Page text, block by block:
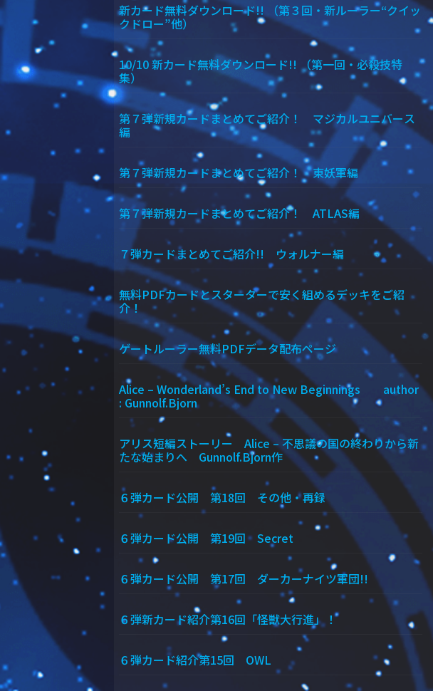
新カード無料ダウンロード!! （第３回・新ルーラー“クイッ
クドロー”他）
10/10 新カード無料ダウンロード!! （第一回・必殺技特
集）
第７弾新規カードまとめてご紹介！ マジカルユニバース
編
第７弾新規カードまとめてご紹介！ 東妖軍編
第７弾新規カードまとめてご紹介！ ATLAS編
７弾カードまとめてご紹介!! ウォルナー編
無料PDFカードとスターターで安く組めるデッキをご紹
介！
ゲートルーラー無料PDFデータ配布ページ
Alice – Wonderland’s End to New Beginnings author
: Gunnolf.Bjorn
アリス短編ストーリー Alice – 不思議の国の終わりから新
たな始まりへ Gunnolf.Bjorn作
６弾カード公開 第18回 その他・再録
６弾カード公開 第19回 Secret
６弾カード公開 第17回 ダーカーナイツ軍団!!
６弾新カード紹介第16回「怪獣大行進」！
６弾カード紹介第15回 OWL